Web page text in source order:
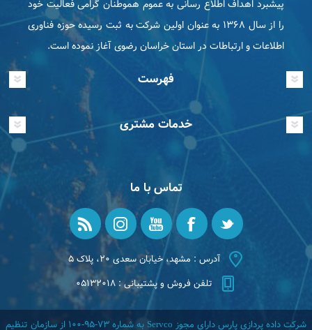
پیشبرد اهداف اطلاع رسانی به عموم هموطنان گرامی فعاليت خود
را از سال ۱۳۶۸ به عنوان اولین شرکت به ثبت رسیده حوزه فناوری
اطلاعات و ارتباطات در استان خراسان رضوی آغاز نموده است.
فهرست
خدمات مشتری
تماس با ما
آدرس : مشهد، خیابان سعدی ۲۰، پلاک ۵
تلفن فروش و پشتیبانی : ۰۵۱۳۲۰۱۸
شرکت داده پردازی پارس دارای مجوز Servco به شماره 73-95-100 از سازمان تنظیم